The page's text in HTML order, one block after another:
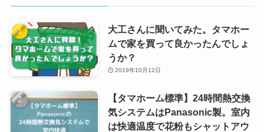
大工さんに聞いてみた。タマホー
ムで家を買って良かったんでしょ
うか？
2019年10月12日
【タマホーム標準】24時間熱交換
気システムはPanasonic製。室内
は快適温度で花粉もシャットアウ